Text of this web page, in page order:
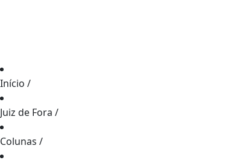
Início /
Juiz de Fora /
Colunas /